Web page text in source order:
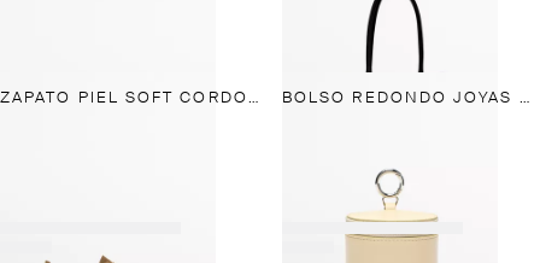
ZAPATO PIEL SOFT CORDONES BOLSO REDONDO JOYAS PIEL NAPA